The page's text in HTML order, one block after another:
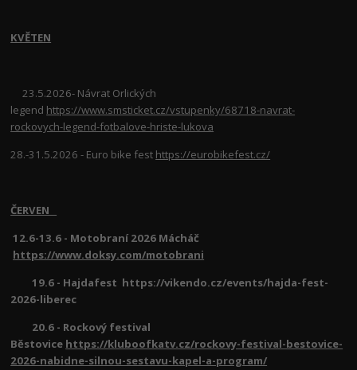
KVĚTEN
23.5.2026- Návrat Orlických
legend https://www.smsticket.cz/vstupenky/68718-navrat-
rockovych-legend-fotbalove-hriste-lukova
28.-31.5.2026 - Euro bike fest https://eurobikefest.cz/
ČERVEN
12.6-13.6 - Motobraní 2026 Mácháč
https://www.doksy.com/motobrani
19.6 - Hajdafest https://vikendo.cz/events/hajda-fest-
2026-liberec
20.6 - Rockový festival
Běstovice https://kluboofkatv.cz/rockovy-festival-bestovice-
2026-nabidne-silnou-sestavu-kapel-a-program/